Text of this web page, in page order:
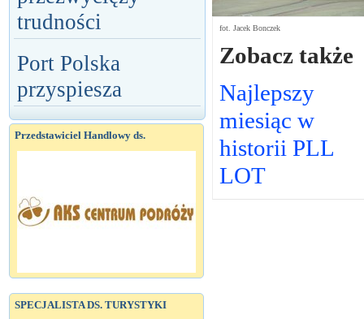
trudności
Port Polska
przyspiesza
Przedstawiciel Handlowy ds.
SPECJALISTA DS. TURYSTYKI
fot. Jacek Bonczek
Zobacz także
Najlepszy
miesiąc w
historii PLL
LOT